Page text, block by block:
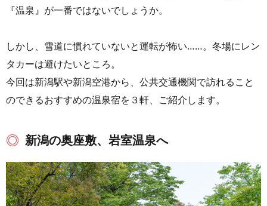
『温泉』が一番ではないでしょうか。
しかし、雪道に慣れていないと運転が怖い……。冬場にレン
タカーは避けたいところ。
今回は新潟駅や新潟空港から、公共交通機関で訪れること
のできるおすすめの温泉宿を３軒、ご紹介します。
新潟の奥座敷、岩室温泉へ